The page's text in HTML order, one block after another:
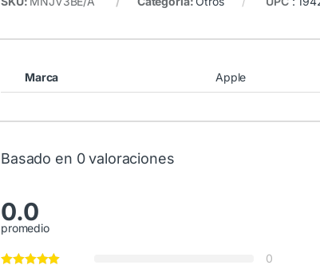
Marca Apple
Basado en 0 valoraciones
0.0
promedio
0